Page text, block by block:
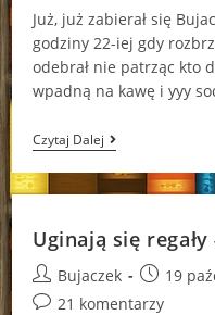
Już, już zabierał się
godziny 22-iej gdy
odebrał nie patrząc kto
wpadną na kawę i yyy
Czytaj DalejUginają
Się
Regały
#27
Uginają się regały
Post
author:
Bujaczek
Post
published:
19
Post21 komentarzy